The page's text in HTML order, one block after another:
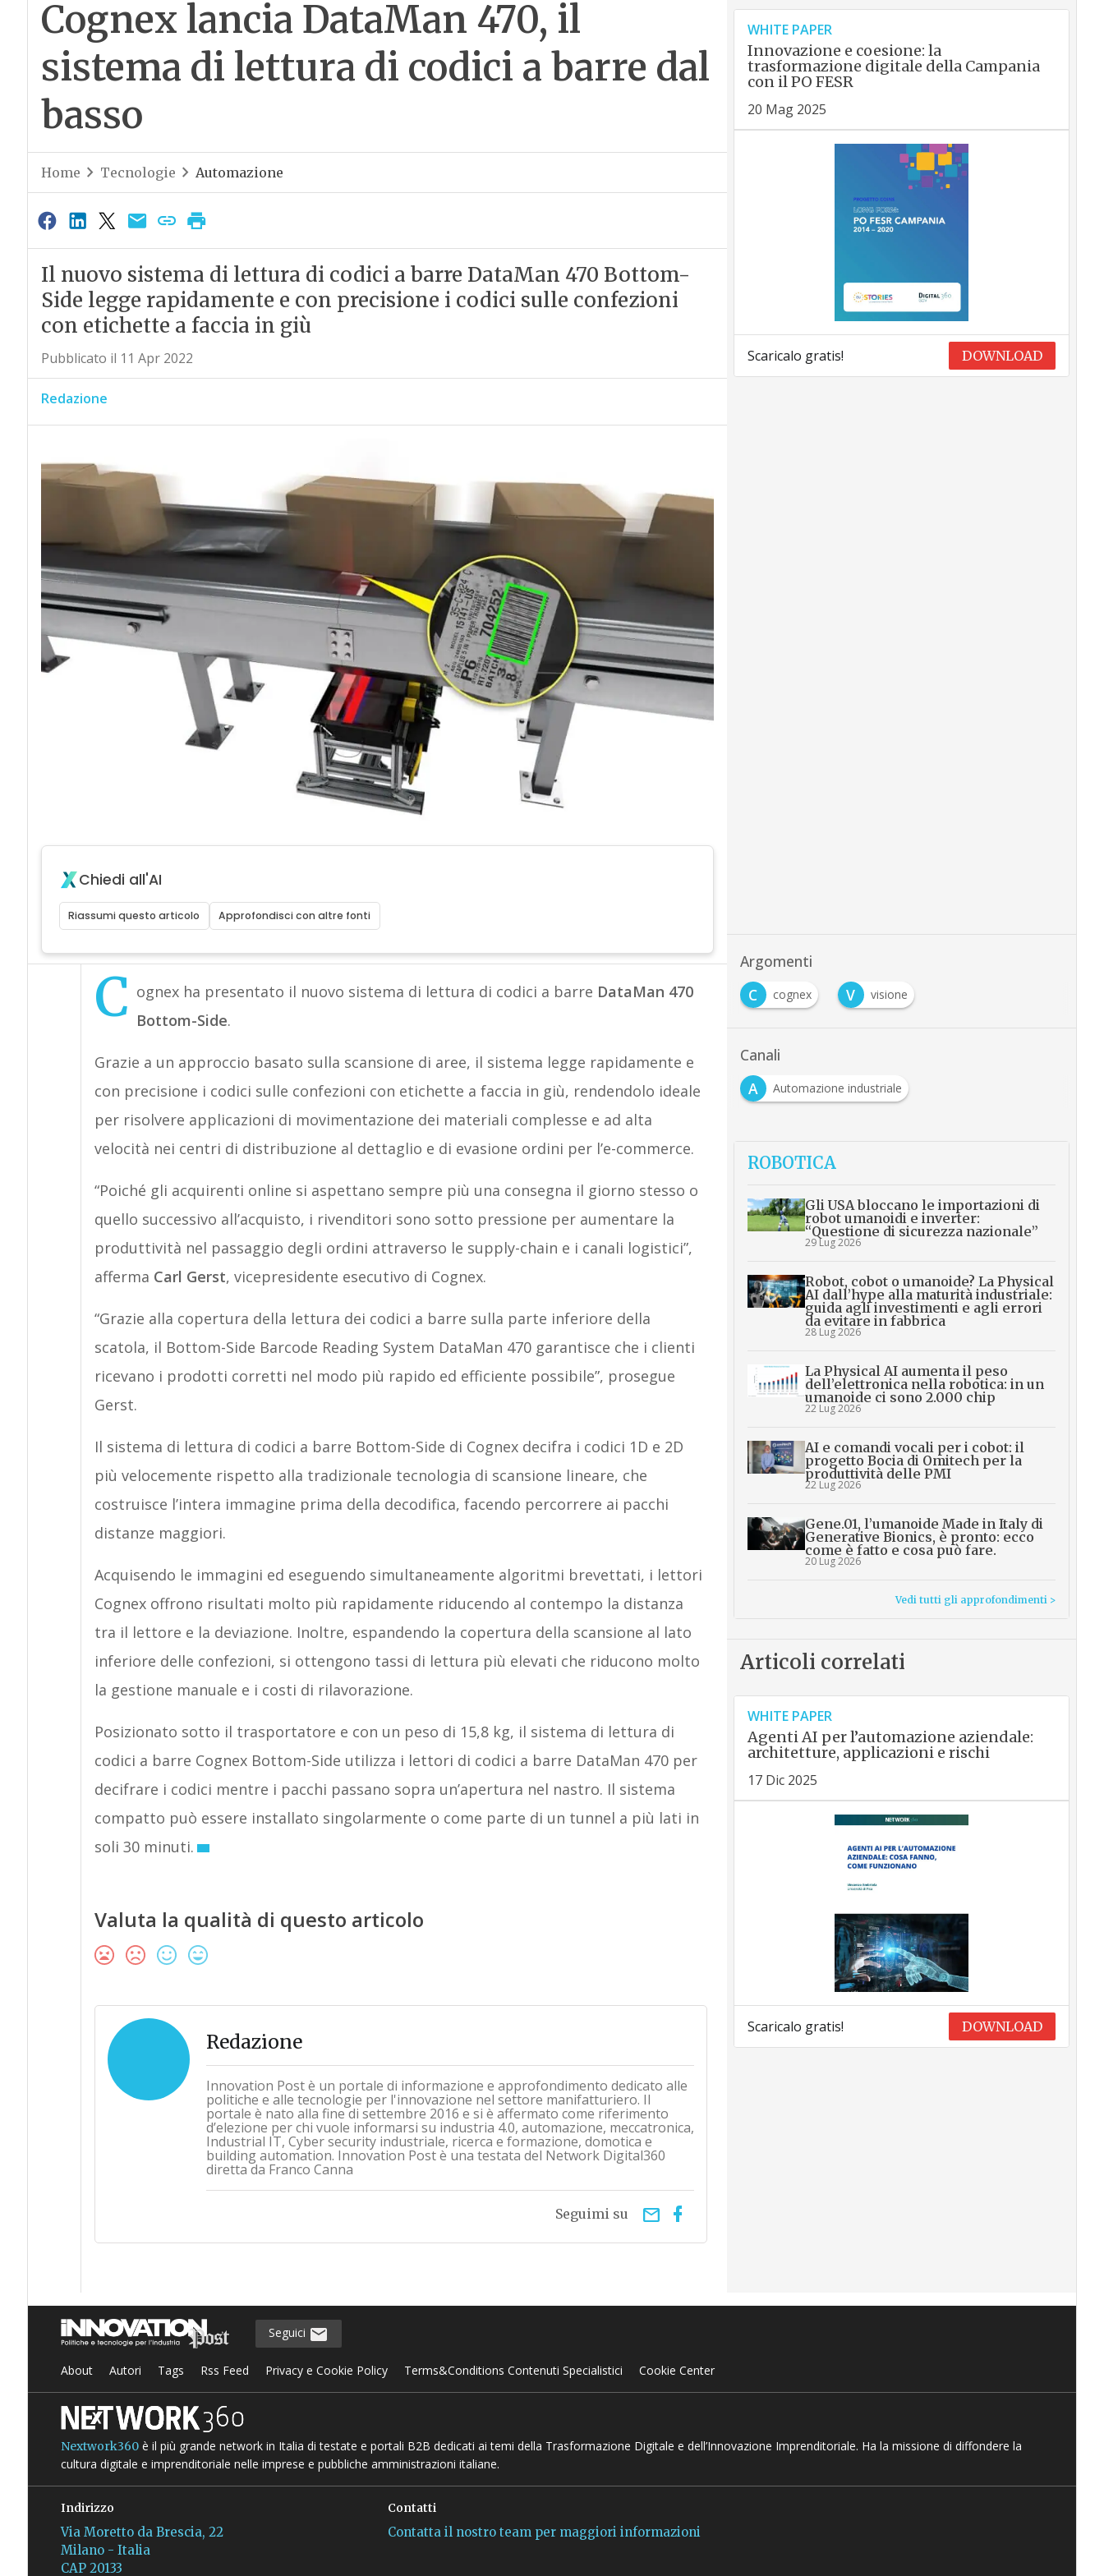
Cognex lancia DataMan 470, il
sistema di lettura di codici a barre dal
basso
Home Tecnologie Automazione
Il nuovo sistema di lettura di codici a barre DataMan 470 Bottom-
Side legge rapidamente e con precisione i codici sulle confezioni
con etichette a faccia in giù
Pubblicato il 11 Apr 2022
Redazione
Chiedi all'AI
Riassumi questo articolo Approfondisci con altre fonti
C ognex ha presentato il nuovo sistema di lettura di codici a barre DataMan 470
Bottom-Side.
Grazie a un approccio basato sulla scansione di aree, il sistema legge rapidamente e
con precisione i codici sulle confezioni con etichette a faccia in giù, rendendolo ideale
per risolvere applicazioni di movimentazione dei materiali complesse e ad alta
velocità nei centri di distribuzione al dettaglio e di evasione ordini per l’e-commerce.
“Poiché gli acquirenti online si aspettano sempre più una consegna il giorno stesso o
quello successivo all’acquisto, i rivenditori sono sotto pressione per aumentare la
produttività nel passaggio degli ordini attraverso le supply-chain e i canali logistici”,
afferma Carl Gerst, vicepresidente esecutivo di Cognex.
“Grazie alla copertura della lettura dei codici a barre sulla parte inferiore della
scatola, il Bottom-Side Barcode Reading System DataMan 470 garantisce che i clienti
ricevano i prodotti corretti nel modo più rapido ed efficiente possibile”, prosegue
Gerst.
Il sistema di lettura di codici a barre Bottom-Side di Cognex decifra i codici 1D e 2D
più velocemente rispetto alla tradizionale tecnologia di scansione lineare, che
costruisce l’intera immagine prima della decodifica, facendo percorrere ai pacchi
distanze maggiori.
Acquisendo le immagini ed eseguendo simultaneamente algoritmi brevettati, i lettori
Cognex offrono risultati molto più rapidamente riducendo al contempo la distanza
tra il lettore e la deviazione. Inoltre, espandendo la copertura della scansione al lato
inferiore delle confezioni, si ottengono tassi di lettura più elevati che riducono molto
la gestione manuale e i costi di rilavorazione.
Posizionato sotto il trasportatore e con un peso di 15,8 kg, il sistema di lettura di
codici a barre Cognex Bottom-Side utilizza i lettori di codici a barre DataMan 470 per
decifrare i codici mentre i pacchi passano sopra un’apertura nel nastro. Il sistema
compatto può essere installato singolarmente o come parte di un tunnel a più lati in
soli 30 minuti.
Valuta la qualità di questo articolo
Redazione
Innovation Post è un portale di informazione e approfondimento dedicato alle
politiche e alle tecnologie per l'innovazione nel settore manifatturiero. Il
portale è nato alla fine di settembre 2016 e si è affermato come riferimento
d’elezione per chi vuole informarsi su industria 4.0, automazione, meccatronica,
Industrial IT, Cyber security industriale, ricerca e formazione, domotica e
building automation. Innovation Post è una testata del Network Digital360
diretta da Franco Canna
email
Seguimi su
WHITE PAPER
Innovazione e coesione: la
trasformazione digitale della Campania
con il PO FESR
20 Mag 2025
Scaricalo gratis! DOWNLOAD
Argomenti
C
cognex V visione
Canali
A
Automazione industriale
ROBOTICA
Gli USA bloccano le importazioni di
robot umanoidi e inverter:
“Questione di sicurezza nazionale”
29 Lug 2026
Robot, cobot o umanoide? La Physical
AI dall’hype alla maturità industriale:
guida agli investimenti e agli errori
da evitare in fabbrica
28 Lug 2026
La Physical AI aumenta il peso
dell’elettronica nella robotica: in un
umanoide ci sono 2.000 chip
22 Lug 2026
AI e comandi vocali per i cobot: il
progetto Bocia di Omitech per la
produttività delle PMI
22 Lug 2026
Gene.01, l’umanoide Made in Italy di
Generative Bionics, è pronto: ecco
come è fatto e cosa può fare.
20 Lug 2026
Vedi tutti gli approfondimenti >
Articoli correlati
WHITE PAPER
Agenti AI per l’automazione aziendale:
architetture, applicazioni e rischi
17 Dic 2025
Scaricalo gratis! DOWNLOAD
Seguici
About Autori Tags Rss Feed Privacy e Cookie Policy Terms&Conditions Contenuti Specialistici Cookie Center
Nextwork360è il più grande network in Italia di testate e portali B2B dedicati ai temi della Trasformazione Digitale e dell’Innovazione Imprenditoriale. Ha la missione di diffondere la
cultura digitale e imprenditoriale nelle imprese e pubbliche amministrazioni italiane.
Indirizzo
Via Moretto da Brescia, 22
Milano - Italia
CAP 20133
Contatti
Contatta il nostro team per maggiori informazioni